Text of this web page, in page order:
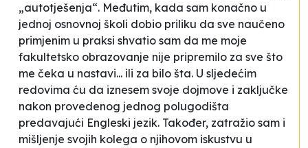
„autotješenja“. Međutim, kada sam konačno u
jednoj osnovnoj školi dobio priliku da sve naučeno
primjenim u praksi shvatio sam da me moje
fakultetsko obrazovanje nije pripremilo za sve što
me čeka u nastavi... ili za bilo šta. U sljedećim
redovima ću da iznesem svoje dojmove i zaključke
nakon provedenog jednog polugodišta
predavajući Engleski jezik. Također, zatražio sam i
mišljenje svojih kolega o njihovom iskustvu u